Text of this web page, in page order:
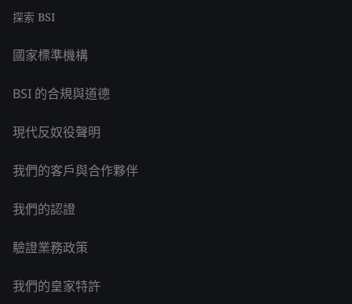
探索 BSI
國家標準機構
BSI 的合規與道德
現代反奴役聲明
我們的客戶與合作夥伴
我們的認證
驗證業務政策
我們的皇家特許